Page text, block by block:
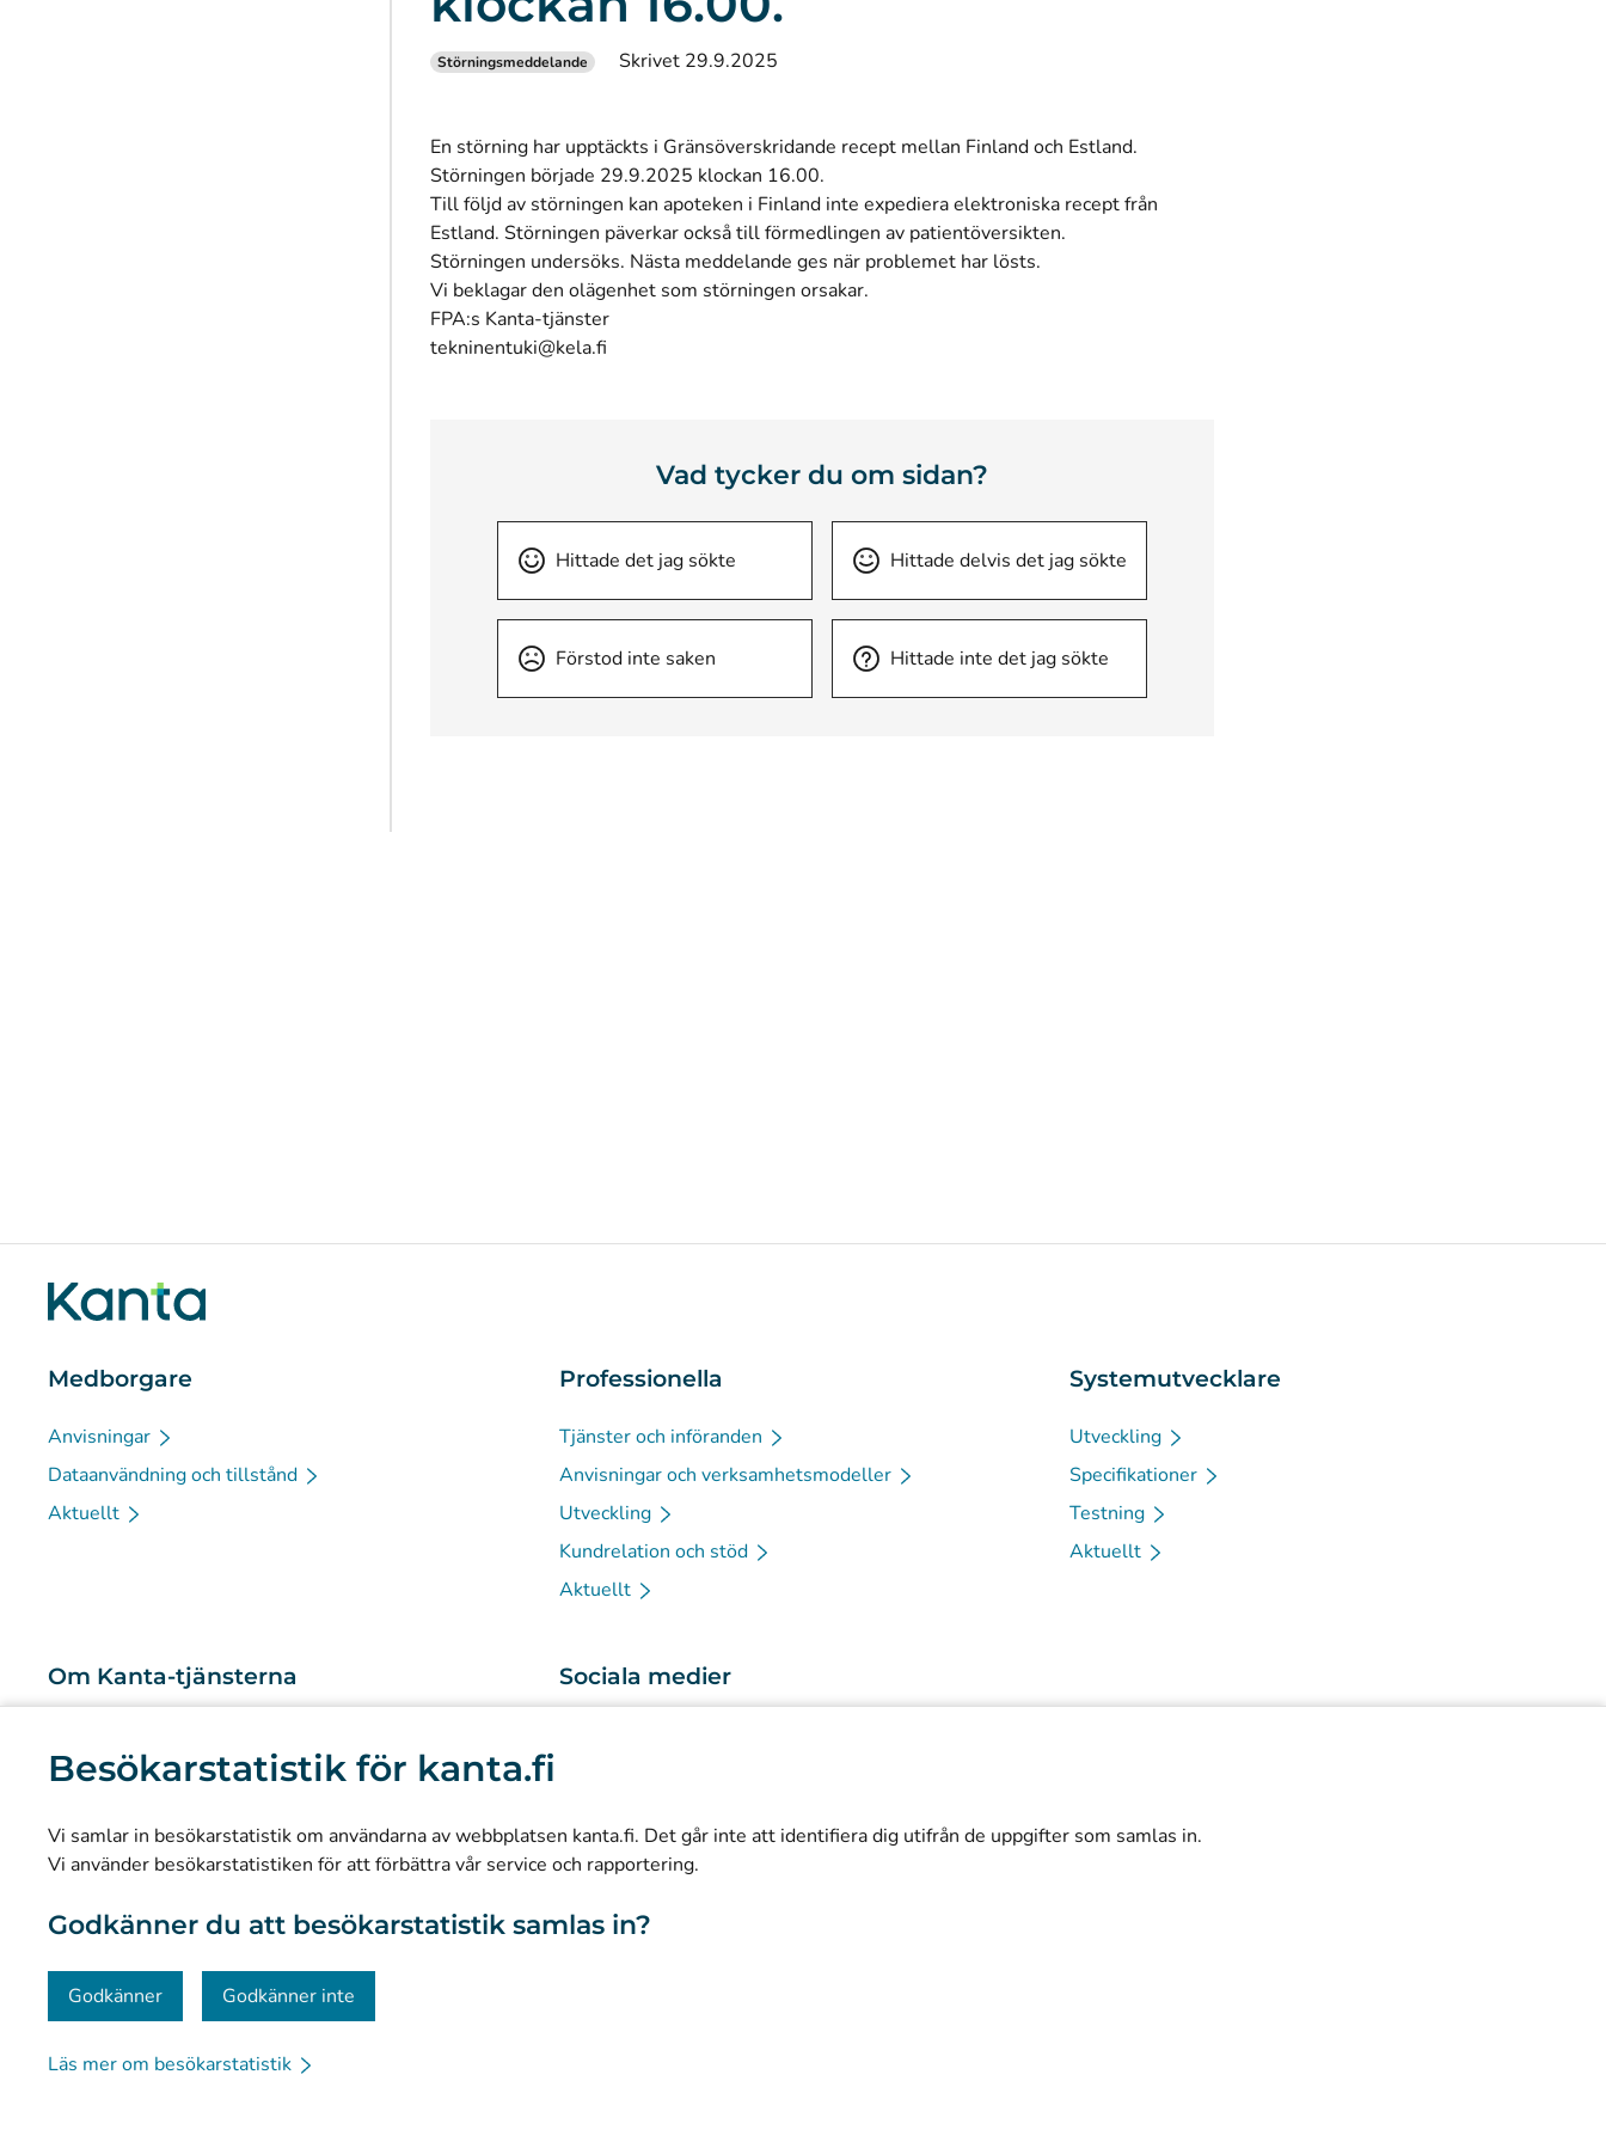
Besökarstatistik för kanta.fi
Vi samlar in besökarstatistik om användarna av webbplatsen kanta.fi. Det går inte att identifiera dig utifrån de uppgifter som samlas in.
Vi använder besökarstatistiken för att förbättra vår service och rapportering.
Godkänner du att besökarstatistik samlas in?
Godkänner Godkänner inte
Läs mer om besökarstatistik
Störningsmeddelande Skrivet 29.9.2025
En störning har upptäckts i Gränsöverskridande recept mellan Finland och Estland.
Störningen började 29.9.2025 klockan 16.00.
Till följd av störningen kan apoteken i Finland inte expediera elektroniska recept från
Estland. Störningen päverkar också till förmedlingen av patientöversikten.
Störningen undersöks. Nästa meddelande ges när problemet har lösts.
Vi beklagar den olägenhet som störningen orsakar.
FPA:s Kanta-tjänster
tekninentuki@kela.fi
Vad tycker du om sidan?
Hittade det jag sökte Hittade delvis det jag sökte
Förstod inte saken Hittade inte det jag sökte
Medborgare
Anvisningar
Dataanvändning och tillstånd
Aktuellt
Professionella
Tjänster och införanden
Anvisningar och verksamhetsmodeller
Utveckling
Kundrelation och stöd
Aktuellt
Systemutvecklare
Utveckling
Specifikationer
Testning
Aktuellt
Om Kanta-tjänsterna
Forskning och kunskapsbaserad ledning
Dataskydd och tillgänglighet
Kommunikation och sociala medier
Sociala medier
© Kanta-Palvelut, Kansaneläkelaitos